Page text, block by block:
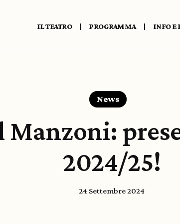
IL TEATRO PROGRAMMA INFO E
News
Manzoni:
2024/25!
24 Settembre 2024